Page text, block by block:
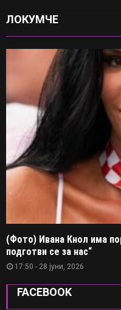
ЛОКУМЧЕ
(Фото) Ивана Кнол има
подготви се за нас“
17:50 - 28 јуни, 2026
FACEBOOK